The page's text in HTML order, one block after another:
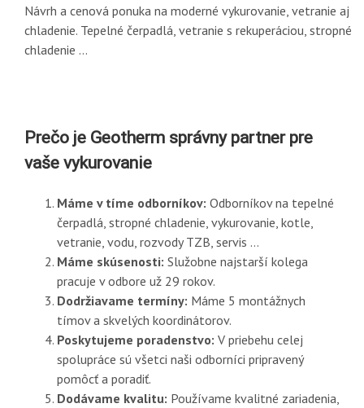
Návrh a cenová ponuka na moderné vykurovanie, vetranie aj
chladenie. Tepelné čerpadlá, vetranie s rekuperáciou, stropné
chladenie …
Prečo je Geotherm správny partner pre
vaše vykurovanie
Máme v tíme odborníkov: Odborníkov na tepelné
čerpadlá, stropné chladenie, vykurovanie, kotle,
vetranie, vodu, rozvody TZB, servis …
Máme skúsenosti: Služobne najstarší kolega
pracuje v odbore už 29 rokov.
Dodržiavame termíny: Máme 5 montážnych
tímov a skvelých koordinátorov.
Poskytujeme poradenstvo: V priebehu celej
spolupráce sú všetci naši odborníci pripravený
pomôcť a poradiť.
Dodávame kvalitu: Používame kvalitné zariadenia,